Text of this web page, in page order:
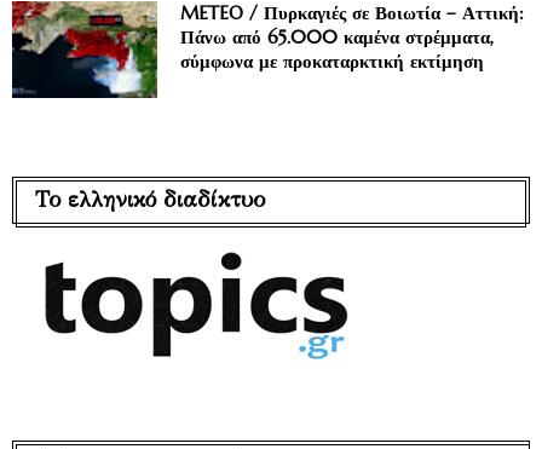
METEO / Πυρκαγιές σε Βοιωτία – Αττική:
Πάνω από 65.000 καμένα στρέμματα,
σύμφωνα με προκαταρκτική εκτίμηση
Το ελληνικό διαδίκτυο